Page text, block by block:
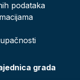
podataka
grada